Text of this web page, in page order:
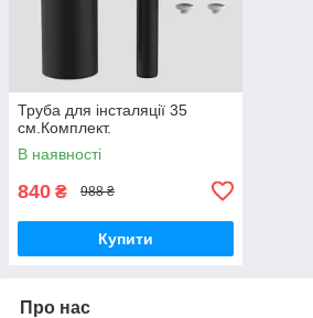
Труба для інсталяції 35
см.Комплект.
В наявності
840 ₴ 988 ₴
Купити
Про нас